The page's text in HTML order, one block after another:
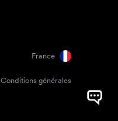
France
Conditions générales